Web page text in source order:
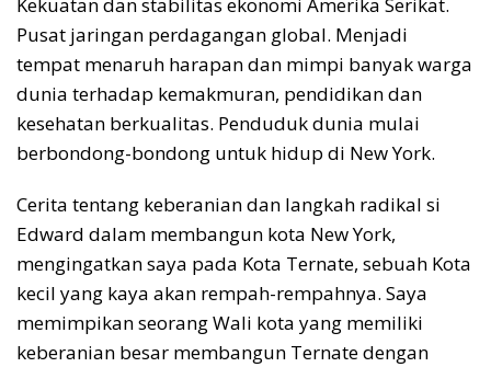
Pusat jaringan perdagangan global. Menjadi
tempat menaruh harapan dan mimpi banyak warga
dunia terhadap kemakmuran, pendidikan dan
kesehatan berkualitas. Penduduk dunia mulai
berbondong-bondong untuk hidup di New York.
Cerita tentang keberanian dan langkah radikal si
Edward dalam membangun kota New York,
mengingatkan saya pada Kota Ternate, sebuah Kota
kecil yang kaya akan rempah-rempahnya. Saya
memimpikan seorang Wali kota yang memiliki
keberanian besar membangun Ternate dengan